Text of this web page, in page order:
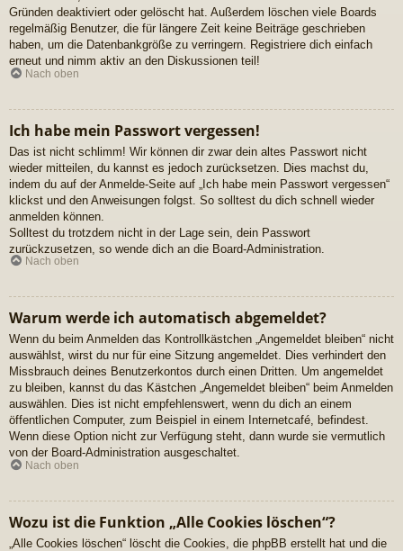
Gründen deaktiviert oder gelöscht hat. Außerdem löschen viele Boards
regelmäßig Benutzer, die für längere Zeit keine Beiträge geschrieben
haben, um die Datenbankgröße zu verringern. Registriere dich einfach
erneut und nimm aktiv an den Diskussionen teil!
Nach oben
Ich habe mein Passwort vergessen!
Das ist nicht schlimm! Wir können dir zwar dein altes Passwort nicht
wieder mitteilen, du kannst es jedoch zurücksetzen. Dies machst du,
indem du auf der Anmelde-Seite auf „Ich habe mein Passwort vergessen“
klickst und den Anweisungen folgst. So solltest du dich schnell wieder
anmelden können.
Solltest du trotzdem nicht in der Lage sein, dein Passwort
zurückzusetzen, so wende dich an die Board-Administration.
Nach oben
Warum werde ich automatisch abgemeldet?
Wenn du beim Anmelden das Kontrollkästchen „Angemeldet bleiben“ nicht
auswählst, wirst du nur für eine Sitzung angemeldet. Dies verhindert den
Missbrauch deines Benutzerkontos durch einen Dritten. Um angemeldet
zu bleiben, kannst du das Kästchen „Angemeldet bleiben“ beim Anmelden
auswählen. Dies ist nicht empfehlenswert, wenn du dich an einem
öffentlichen Computer, zum Beispiel in einem Internetcafé, befindest.
Wenn diese Option nicht zur Verfügung steht, dann wurde sie vermutlich
von der Board-Administration ausgeschaltet.
Nach oben
Wozu ist die Funktion „Alle Cookies löschen“?
„Alle Cookies löschen“ löscht die Cookies, die phpBB erstellt hat und die